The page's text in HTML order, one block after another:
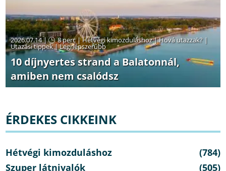
2026.07.14 | 8 perc|Hétvégi kimozduláshoz|Hová utazzak? |
Utazási tippek|Legnépszerűbb
10 díjnyertes strand a Balatonnál,
amiben nem csalódsz
ÉRDEKES CIKKEINK
Hétvégi kimozduláshoz
(784)
Szuper látnivalók
(505)